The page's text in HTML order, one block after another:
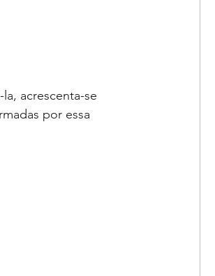
acrescenta-se
por essa